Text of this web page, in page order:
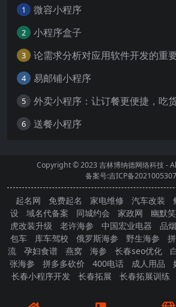
1 微容小程序
2 小程序盒子
3 论需求分析对应用软件开发的重
4 易邮铺小程序
5 外卖小程序：让订餐更便捷，吃
6 送餐小程序
Copyright © 2023吉林博纳德网络科技-
备案号:吉ICP备
起名网 免费起名 家电维修 汽车改装
设
域名代备案 同城约会 家政网 幽默
虎改装升级
老许海参 中国宏业电器 品
包车
库车驾校 俄罗斯海参 野生海参
流
孕妇食谱 燕窝 海参 长春seo优化
张海参
拼多多砍价 400电话 成人用品
长春小程序开发
长春拓展 长春拓展训练